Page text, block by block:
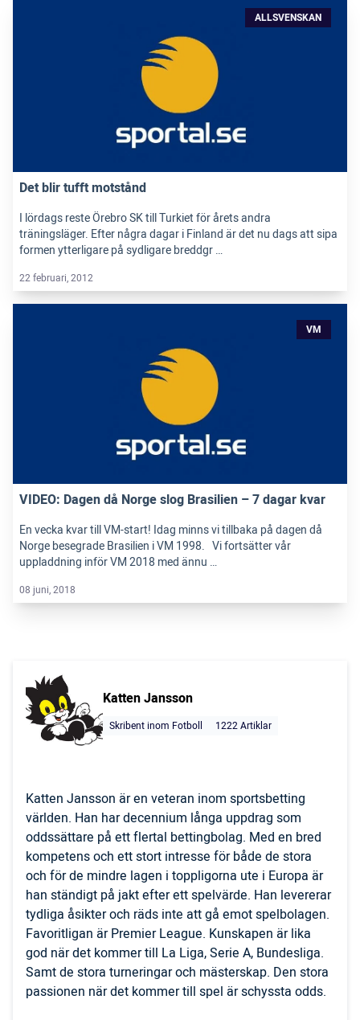
ALLSVENSKAN
Det blir tufft motstånd
I lördags reste Örebro SK till Turkiet för årets andra
träningsläger. Efter några dagar i Finland är det nu dags att sipa
formen ytterligare på sydligare breddgr …
22 februari, 2012
VM
VIDEO: Dagen då Norge slog Brasilien – 7 dagar kvar
En vecka kvar till VM-start! Idag minns vi tillbaka på dagen då
Norge besegrade Brasilien i VM 1998. Vi fortsätter vår
uppladdning inför VM 2018 med ännu …
08 juni, 2018
Katten Jansson
Skribent inom Fotboll 1222 Artiklar
Katten Jansson är en veteran inom sportsbetting
världen. Han har decennium långa uppdrag som
oddssättare på ett flertal bettingbolag. Med en bred
kompetens och ett stort intresse för både de stora
och för de mindre lagen i toppligorna ute i Europa är
han ständigt på jakt efter ett spelvärde. Han levererar
tydliga åsikter och räds inte att gå emot spelbolagen.
Favoritligan är Premier League. Kunskapen är lika
god när det kommer till La Liga, Serie A, Bundesliga.
Samt de stora turneringar och mästerskap. Den stora
passionen när det kommer till spel är schyssta odds.